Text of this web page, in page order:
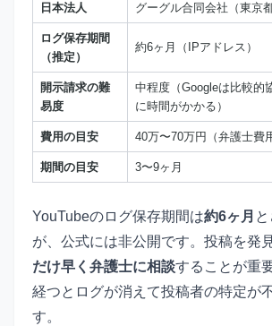
日本法人 グーグル合同会社（東京
ログ保存期間
（推定）
約6ヶ月（IPアドレス）
開示請求の難
易度
中程度（Googleは比較的
に時間がかかる）
費用の目安 40万〜70万円（弁護士費
期間の目安 3〜9ヶ月
YouTubeのログ保存期間は約6ヶ月
が、公式には非公開です。投稿を発
だけ早く弁護士に相談することが重
経つとログが消えて投稿者の特定が
す。